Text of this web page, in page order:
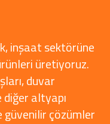
inşaat sektörüne
üretiyoruz.
duvar
altyapı
çözümler